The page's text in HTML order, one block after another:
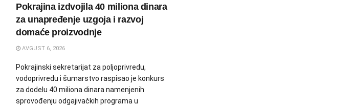
Pokrajina izdvojila 40 miliona dinara
za unapređenje uzgoja i razvoj
domaće proizvodnje
AVGUST 6, 2026
Pokrajinski sekretarijat za poljoprivredu,
vodoprivredu i šumarstvo raspisao je konkurs
za dodelu 40 miliona dinara namenjenih
sprovođenju odgajivačkih programa u